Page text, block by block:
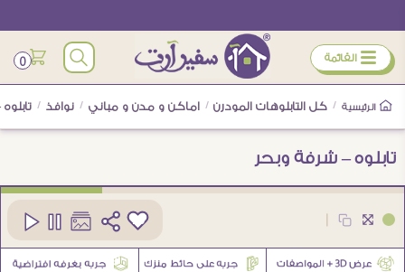
ÿ القائمة 0
الرئيسية / كل التابلوهات المودرن / اماكن و مدن و مباني / نوافذ /
تابلوه – شرفة وبحر
15